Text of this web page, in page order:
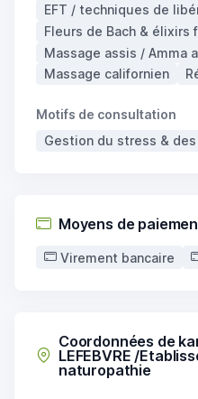
EFT / techniques de
Fleurs de Bach & élixirs
Massage assis / Amma
Massage californien
Motifs de consultation
Gestion du stress &
Moyens de
Virement bancaire
Coordonnées de
LEFEBVRE /
naturopathie